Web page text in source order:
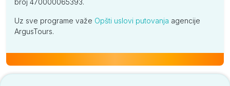
broj 470000065393.
Uz sve programe važe Opšti uslovi putovanja agencije
ArgusTours.